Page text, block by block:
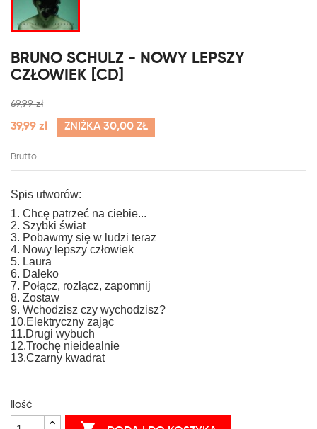
BRUNO SCHULZ - NOWY LEPSZY
CZŁOWIEK [CD]
69,99 zł
39,99 zł ZNIŻKA 30,00 ZŁ
Brutto
Spis utworów:
1. Chcę patrzeć na ciebie...
2. Szybki świat
3. Pobawmy się w ludzi teraz
4. Nowy lepszy człowiek
5. Laura
6. Daleko
7. Połącz, rozłącz, zapomnij
8. Zostaw
9. Wchodzisz czy wychodzisz?
10.Elektryczny zając
11.Drugi wybuch
12.Trochę nieidealnie
13.Czarny kwadrat
Ilość